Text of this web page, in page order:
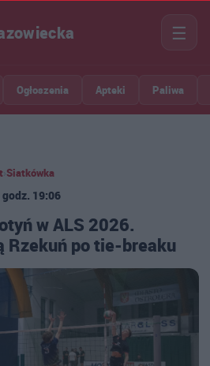
☰
Ogłoszenia Apteki Paliwa
Siatkówka
19:06
w ALS 2026.
Rzekuń po tie-breaku